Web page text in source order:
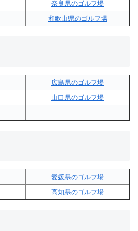
奈良県のゴルフ場
和歌山県のゴルフ場
広島県のゴルフ場
山口県のゴルフ場
–
愛媛県のゴルフ場
高知県のゴルフ場